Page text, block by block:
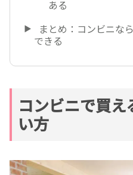
ある
まとめ：コンビニな
できる
コンビニで買
い方